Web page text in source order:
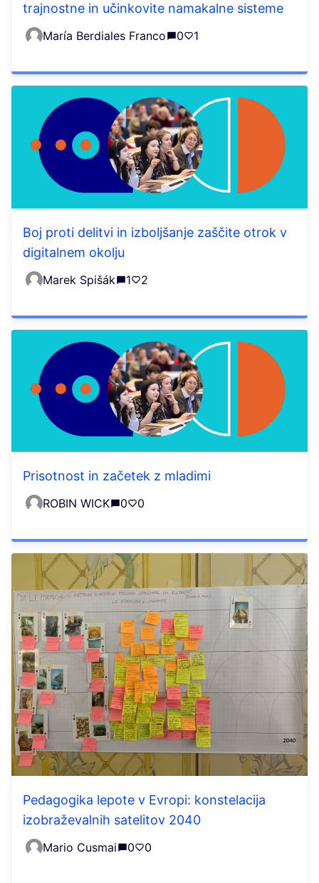
trajnostne in učinkovite namakalne sisteme
María Berdiales Franco 0 1
Boj proti delitvi in izboljšanje zaščite otrok v
digitalnem okolju
Marek Spišák 1 2
Prisotnost in začetek z mladimi
ROBIN WICK 0 0
Pedagogika lepote v Evropi: konstelacija
izobraževalnih satelitov 2040
Mario Cusmai 0 0